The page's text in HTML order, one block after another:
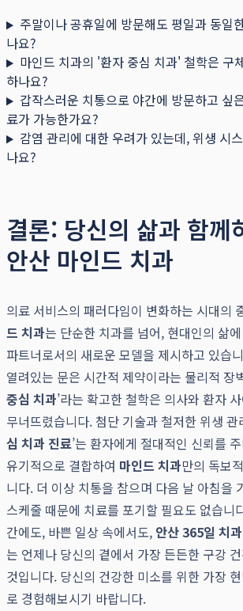
주말이나 공휴일에 방문해도 평일과 동일
나요?
마인드 치과의 '환자 중심 치과' 철학은 구
하나요?
갑작스러운 치통으로 야간에 방문하고 싶
료가 가능한가요?
감염 관리에 대한 우려가 있는데, 위생 시
나요?
결론: 당신의 삶과 함께
안산 마인드 치과
의료 서비스의 패러다임이 변화하는 시대의
드 치과는 단순한 치과를 넘어, 현대인의 삶
파트너로서의 새로운 모델을 제시하고 있습
열려있는 문은 시간적 제약이라는 물리적 장
중심 치과’라는 확고한 철학은 의사와 환자
무너뜨렸습니다. 첨단 기술과 철저한 위생 관
심 치과 진료’는 환자에게 절대적인 신뢰를
유기적으로 결합하여 마인드 치과만의 독보
니다. 더 이상 치통을 참으며 다음 날 아침을
스케줄 때문에 치료를 포기할 필요도 없습니
간에도, 바쁜 일상 속에서도, 안산 365일 치과
는 언제나 당신의 곁에서 가장 든든한 구강
것입니다. 당신의 건강한 미소를 위한 가장
로 경험해보시기 바랍니다.